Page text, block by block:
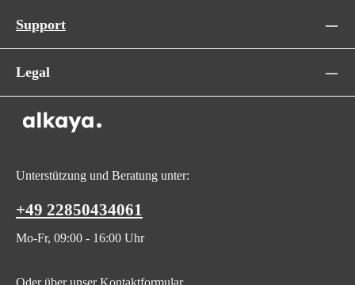
Support
Legal
Unterstützung und Beratung unter:
+49 22850434061
Mo-Fr, 09:00 - 16:00 Uhr
Oder über unserKontaktformular.